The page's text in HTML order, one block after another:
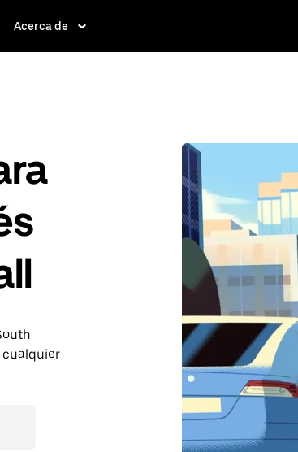
Acerca de
cualquier